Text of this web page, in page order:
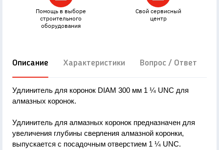
Помощь в выборе
строительного
оборудования
Свой сервисный
центр
Описание Характеристики Вопрос / Ответ
Удлинитель для коронок DIAM 300 мм 1 ¼ UNC для
алмазных коронок.
Удлинитель для алмазных коронок предназначен для
увеличения глубины сверления алмазной коронки,
выпускается с посадочным отверстием 1 ¼ UNC.